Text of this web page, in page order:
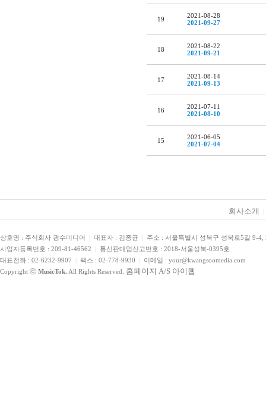
19
2021-08-28
2021-09-27
18
2021-08-22
2021-09-21
17
2021-08-14
2021-09-13
16
2021-07-11
2021-08-10
15
2021-06-05
2021-07-04
회사소개
상호명 : 주식회사 광수미디어 대표자 : 김종균
주소 : 서울특별시 성북구 성북로5길 9-4,
사업자등록번호 : 209-81-46562
통신판매업신고번호 : 2018-서울성북-0395호
대표전화 : 02-6232-9907
팩스 : 02-778-9930
이메일 : your@kwangsoomedia.com
Copyright ⓒ MusicTok. All Rights Reserved. 홈페이지 A/S 아이웹